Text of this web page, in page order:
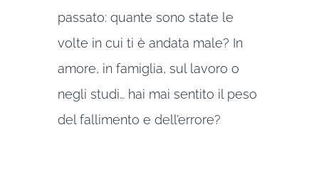
passato: quante sono state le
volte in cui ti è andata male? In
amore, in famiglia, sul lavoro o
negli studi… hai mai sentito il peso
del fallimento e dell’errore?